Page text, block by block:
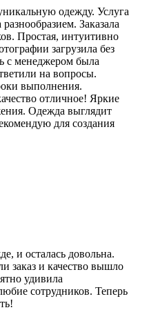
одежду. Услуга
Заказала
Простая, интуитивно
загрузила без
с менеджером была
на вопросы.
выполнения.
отличное! Яркие
Одежда выглядит
для создания
и осталась довольна.
заказ и качество вышло
удивила
сотрудников. Теперь